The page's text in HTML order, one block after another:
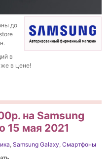
до
в
в цене!
на Samsung
15 мая 2021
, Samsung Galaxy, Смартфоны